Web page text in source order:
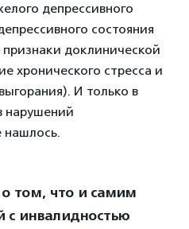
депрессивного
состояния
доклинической
хронического стресса и
И только в
нарушений
нашлось.
о том, что и самим
с инвалидностью